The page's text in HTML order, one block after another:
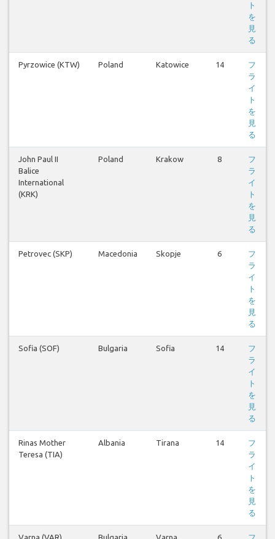
ト
を
見
る
Pyrzowice (KTW) Poland Katowice 14
フ
ラ
イ
ト
を
見
る
John Paul II
Balice
International
(KRK)
Poland Krakow 8
フ
ラ
イ
ト
を
見
る
Petrovec (SKP) Macedonia Skopje 6
フ
ラ
イ
ト
を
見
る
Sofia (SOF) Bulgaria Sofia 14
フ
ラ
イ
ト
を
見
る
Rinas Mother
Teresa (TIA)
Albania Tirana 14
フ
ラ
イ
ト
を
見
る
Varna (VAR) Bulgaria Varna 6 フ